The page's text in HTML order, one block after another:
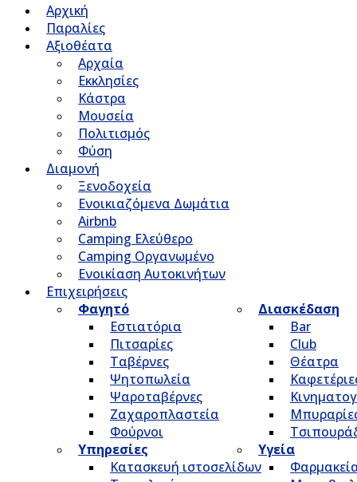
Αρχική
Παραλίες
Αξιοθέατα
Αρχαία
Εκκλησίες
Κάστρα
Μουσεία
Πολιτισμός
Φύση
Διαμονή
Ξενοδοχεία
Ενοικιαζόμενα Δωμάτια
Airbnb
Camping Ελεύθερο
Camping Οργανωμένο
Ενοικίαση Αυτοκινήτων
Επιχειρήσεις
Φαγητό
Εστιατόρια
Πιτσαρίες
Ταβέρνες
Ψητοπωλεία
Ψαροταβέρνες
Ζαχαροπλαστεία
Φούρνοι
Διασκέδαση
Bar
Club
Θέατρα
Υπηρεσίες
Κατασκευή ιστοσελίδων
Υγεία